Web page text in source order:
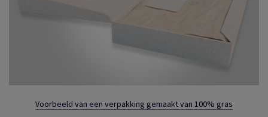
Voorbeeld van een verpakking gemaakt van 100% gras